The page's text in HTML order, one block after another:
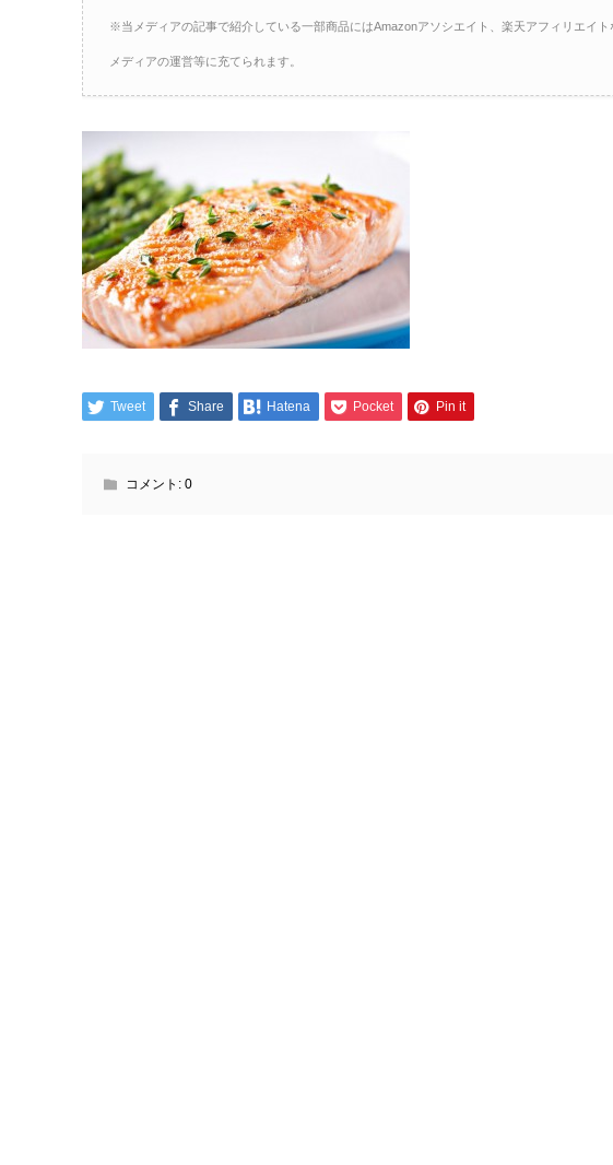
※当メディアの記事で紹介している一部商品にはAmazonアソシエイト、楽天アフィリエイ
メディアの運営等に充てられます。
Tweet Share Hatena Pocket Pin it
コメント: 0